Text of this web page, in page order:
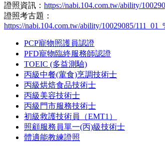
證照資訊： https://nabi.104.com.tw/ability/
證照考古題：
https://nabi.104.com.tw/ability/10029085/
PCP寵物照護員認證
PFD寵物臨終服務師認證
TOEIC (多益測驗)
丙級中餐(葷食)烹調技術士
丙級烘焙食品技術士
丙級美容技術士
丙級門市服務技術士
初級救護技術員（EMT1）
照顧服務員單一(丙)級技術士
體適能教練證照